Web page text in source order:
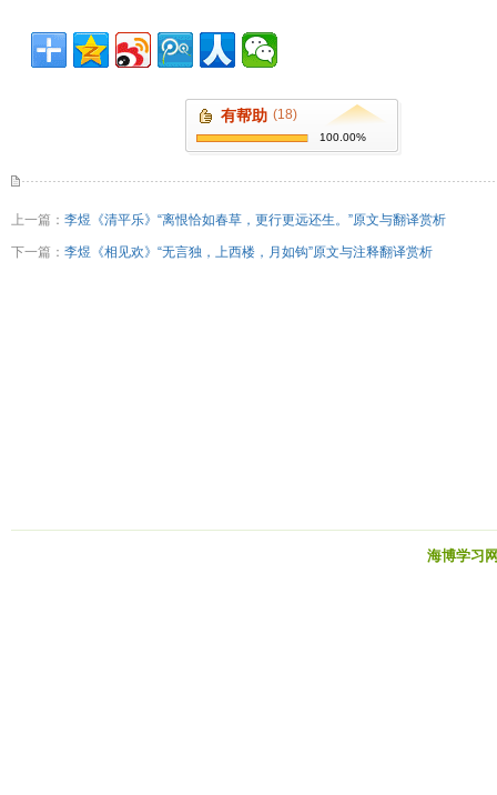
有帮助 (18)
100.00%
上一篇： 李煜《清平乐》“离恨恰如春草，更行更远还生。”原文与翻译赏析
下一篇： 李煜《相见欢》“无言独，上西楼，月如钩”原文与注释翻译赏析
海博学习